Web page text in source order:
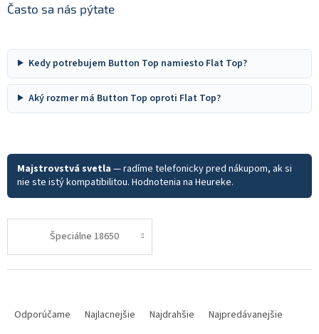
Často sa nás pýtate
Kedy potrebujem Button Top namiesto Flat Top?
Aký rozmer má Button Top oproti Flat Top?
Majstrovstvá svetla — radíme telefonicky pred nákupom, ak si
nie ste istý kompatibilitou. Hodnotenia na Heureke.
Špeciálne 18650
Odporúčame Najlacnejšie Najdrahšie
Najpredávanejšie